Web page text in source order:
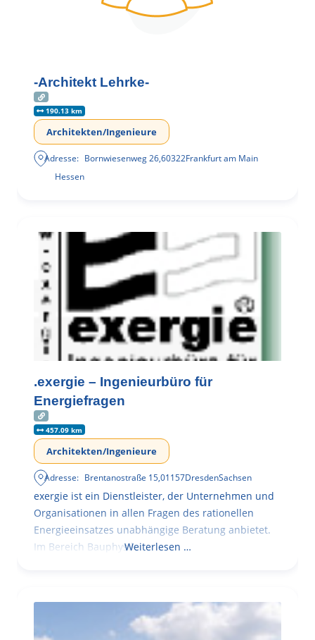
-Architekt Lehrke-
190.13 km
Architekten/Ingenieure
Adresse: Bornwiesenweg 26,60322Frankfurt am Main
Hessen
.exergie – Ingenieurbüro für
Energiefragen
457.09 km
Architekten/Ingenieure
Adresse: Brentanostraße 15,01157DresdenSachsen
exergie ist ein Dienstleister, der Unternehmen und
Organisationen in allen Fragen des rationellen
Energieeinsatzes unabhängige Beratung anbietet.
Im Bereich BauphysikWeiterlesen …